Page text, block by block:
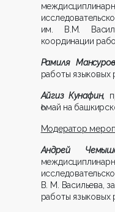
им. В.М.
координации
Рамиля
работы
Айгиз Кунафин,
Һомай на
Модератор
Андрей
В. М. Васильева,
работы языковых